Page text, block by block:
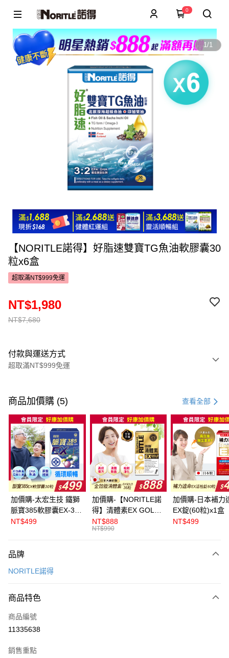
0
1/1
【NORITLE諾得】好脂速雙寶TG魚油軟膠囊30
粒x6盒
超取滿NT$999免運
NT$7,680
NT$1,980
付款與運送方式
超取滿NT$999免運
信用卡一次付款
超商取貨付款
LINE Pay
Apple Pay
悠遊付
ATM付款
運送方式
每筆NT$60，滿NT$999(含以上)免運費
付款後全家取貨
萊爾富取貨付款
每筆NT$60，滿NT$999(含以上)免運費
付款後萊爾富取貨
每筆NT$60，滿NT$999(含以上)免運費
商品加價購 (5) 查看全部
加價購-太宏生技 鐵獅
脈寶385軟膠囊EX-30
粒x1盒
NT$499
加價購-【NORITLE諾
得】清體素EX GOLD
膠囊36粒x1盒
NT$888
NT$990
加價購-日本補力
EX錠(60粒)x1盒
NT$499
品牌
NORITLE諾得
商品特色
商品編號
11335638
銷售重點